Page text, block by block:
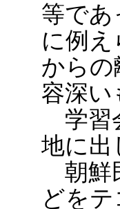
等であ
に例
からの
容深い
学習
地に出
朝鮮
どを